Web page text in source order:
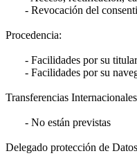
- Revocación del
Procedencia:
- Facilidades por su
- Facilidades por su
Transferencias
- No están previstas
Delegado protección de Datos